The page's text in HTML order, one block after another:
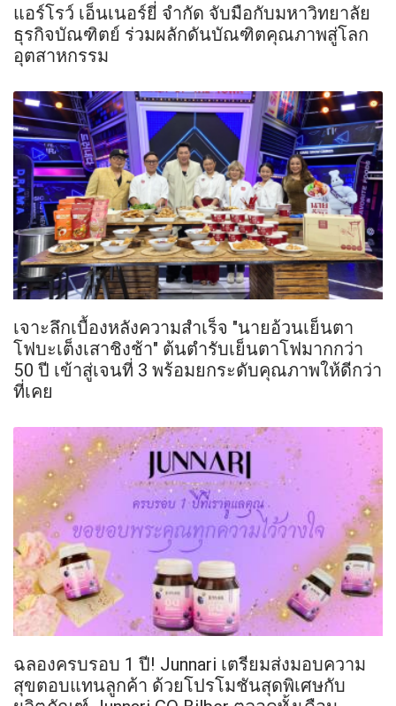
แอร์โรว์ เอ็นเนอร์ยี่ จำกัด จับมือกับมหาวิทยาลัย
ธุรกิจบัณฑิตย์ ร่วมผลักดันบัณฑิตคุณภาพสู่โลก
อุตสาหกรรม
เจาะลึกเบื้องหลังความสำเร็จ "นายอ้วนเย็นตา
โฟบะเต็งเสาชิงช้า" ต้นตำรับเย็นตาโฟมากกว่า
50 ปี เข้าสู่เจนที่ 3 พร้อมยกระดับคุณภาพให้ดีกว่า
ที่เคย
ฉลองครบรอบ 1 ปี! Junnari เตรียมส่งมอบความ
สุขตอบแทนลูกค้า ด้วยโปรโมชันสุดพิเศษกับ